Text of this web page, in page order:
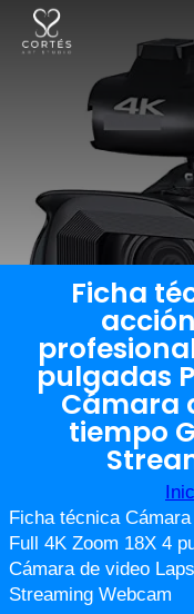
Ficha
pulgadas
Cámara
tiempo
Ficha técnica
Full 4K Zoom 18X 4
Cámara de video
Streaming Webcam